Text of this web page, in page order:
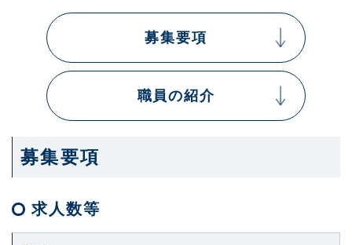
募集要項
職員の紹介
募集要項
求人数等